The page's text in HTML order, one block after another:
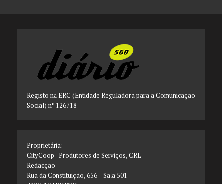
Registo na ERC (Entidade Reguladora para a Comunicação
Social) nº 126718
Proprietária:
CityCoop - Produtores de Serviços, CRL
Redacção:
Rua da Constituição, 656 – Sala 501